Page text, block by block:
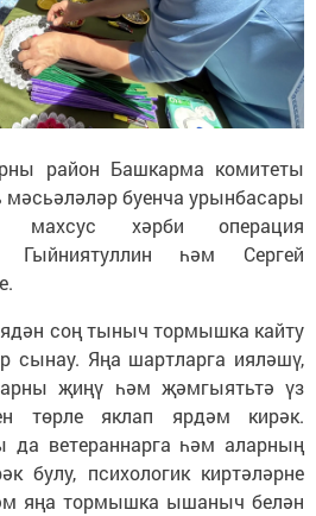
район Башкарма комитеты
мәсьәләләр буенча урынбасары
махсус хәрби операция
Гыйниятуллин һәм Сергей
соң тыныч тормышка кайту
сынау. Яңа шартларга ияләшү,
җиңү һәм җәмгыятьтә үз
төрле яклап ярдәм кирәк.
да ветераннарга һәм аларның
булу, психологик киртәләрне
яңа тормышка ышаныч белән